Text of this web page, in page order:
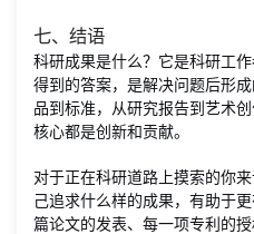
七、结语
科研成果是什么？它是科研工
得到的答案，是解决问题后形
品到标准，从研究报告到艺术
核心都是创新和贡献。
对于正在科研道路上摸索的你
己追求什么样的成果，有助于
篇论文的发表、每一项专利的